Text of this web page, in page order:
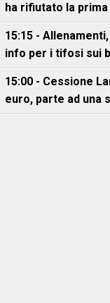
ha rifiutato la
15:15 -
info per i tifosi sui
15:00 - Cessione
euro, parte ad una